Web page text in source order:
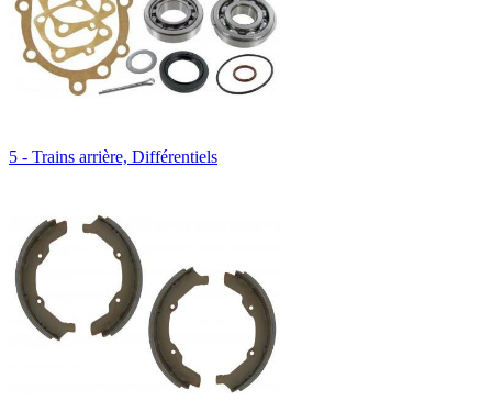
5 - Trains arrière, Différentiels